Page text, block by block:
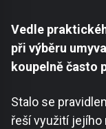
Vedle
při výběru
koupelně často
Stalo se
řeší využití